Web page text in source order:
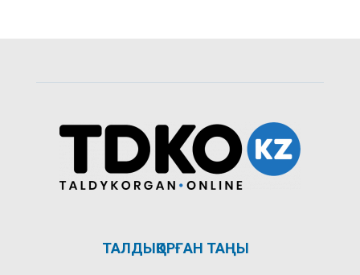
ТАЛДЫҚОРҒАН ТАҢЫ